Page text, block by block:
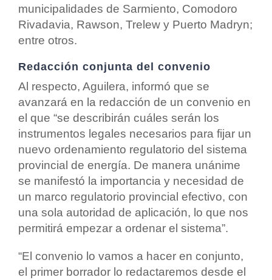
municipalidades de Sarmiento, Comodoro
Rivadavia, Rawson, Trelew y Puerto Madryn;
entre otros.
Redacción conjunta del convenio
Al respecto, Aguilera, informó que se
avanzará en la redacción de un convenio en
el que “se describirán cuáles serán los
instrumentos legales necesarios para fijar un
nuevo ordenamiento regulatorio del sistema
provincial de energía. De manera unánime
se manifestó la importancia y necesidad de
un marco regulatorio provincial efectivo, con
una sola autoridad de aplicación, lo que nos
permitirá empezar a ordenar el sistema”.
“El convenio lo vamos a hacer en conjunto,
el primer borrador lo redactaremos desde el